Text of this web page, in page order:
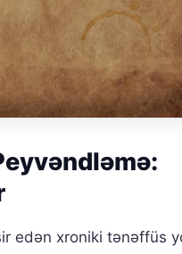
edən xroniki tənəffüs